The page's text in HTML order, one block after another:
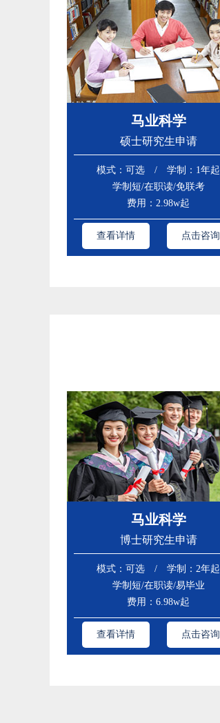
马业科学
硕士研究生申请
模式：可选 / 学制：1年起
学制短/在职读/免联考
费用：2.98w起
查看详情 点击咨询
马业科学
博士研究生申请
模式：可选 / 学制：2年起
学制短/在职读/易毕业
费用：6.98w起
查看详情 点击咨询